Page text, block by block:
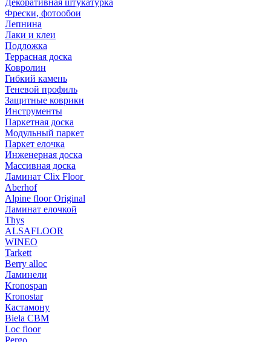
Декоративная штукатурка
Фрески, фотообои
Лепнина
Лаки и клеи
Подложка
Террасная доска
Ковролин
Гибкий камень
Теневой профиль
Защитные коврики
Инструменты
Паркетная доска
Модульный паркет
Паркет елочка
Инженерная доска
Массивная доска
Ламинат Clix Floor
Aberhof
Alpine floor Original
Ламинат елочкой
Thys
ALSAFLOOR
WINEO
Tarkett
Berry alloc
Ламинели
Kronospan
Kronostar
Кастамону
Biela CBM
Loc floor
Pergo